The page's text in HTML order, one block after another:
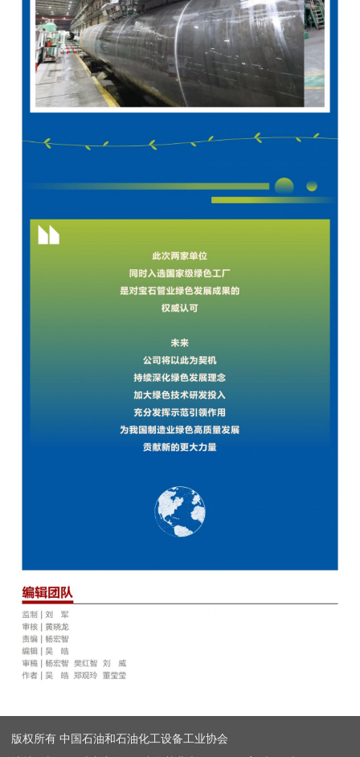
版权所有 中国石油和石油化工设备工业协会